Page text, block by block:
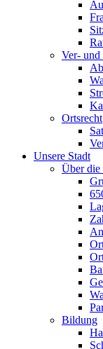
Ver- und
Ortsrecht
Unsere Stadt
Über die
Bildung